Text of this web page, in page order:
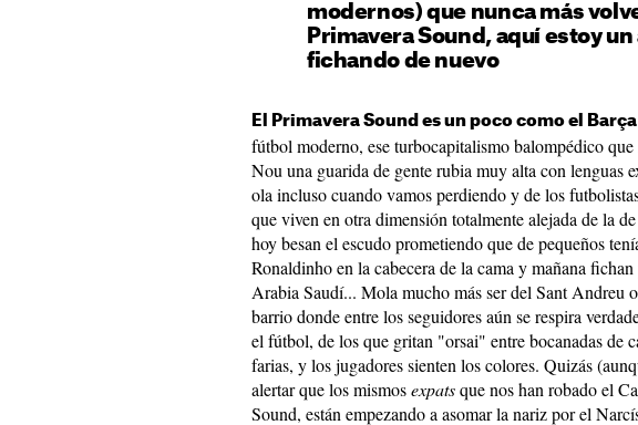
modernos) que nunca más
Primavera Sound, aquí estoy un
fichando de nuevo
El Primavera Sound es un poco como el Barça
fútbol moderno, ese turbocapitalismo balompédico
Nou una guarida de gente rubia muy alta con lenguas
ola incluso cuando vamos perdiendo y de los
que viven en otra dimensión totalmente alejada de la
hoy besan el escudo prometiendo que de pequeños
Ronaldinho en la cabecera de la cama y mañana
Arabia Saudí... Mola mucho más ser del Sant Andreu
barrio donde entre los seguidores aún se respira
el fútbol, de los que gritan "orsai" entre bocanadas de
farias, y los jugadores sienten los colores. Quizás
alertar que los mismosexpatsque nos han robado el
Sound, están empezando a asomar la nariz por el